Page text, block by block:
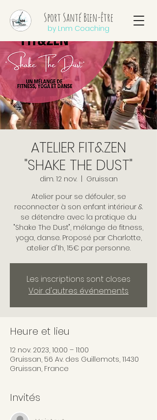
Sport Santé Bien-être
by Lnm Coaching
ATELIER FIT&ZEN
"SHAKE THE DUST"
dim. 12 nov.
  |
Gruissan
Atelier pour se défouler, se
reconnecter à son enfant intérieur &
se détendre avec la pratique du
"Shake The Dust", mélange de fitness,
yoga, danse. Proposé par Charlotte,
atelier d'1h, 15€ par personne.
Les inscriptions sont closes
Voir d'autres événements
Heure et lieu
12 nov. 2023, 10:00 – 11:00
Gruissan, 56 Av. des Guillemots, 11430
Gruissan, France
Invités